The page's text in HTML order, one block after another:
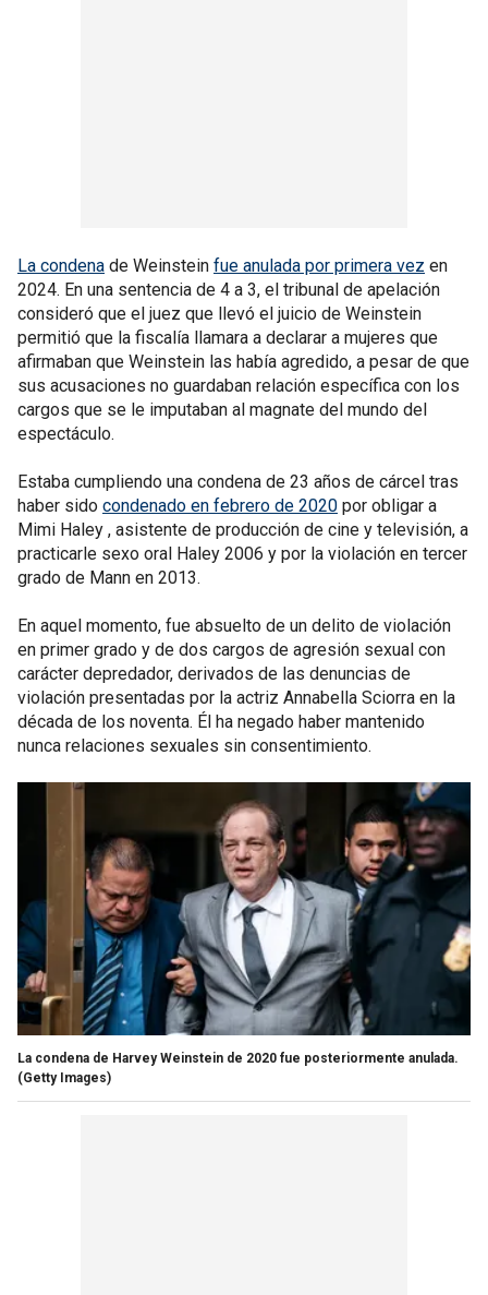
La condena de Weinstein fue anulada por primera vez en
2024. En una sentencia de 4 a 3, el tribunal de apelación
consideró que el juez que llevó el juicio de Weinstein
permitió que la fiscalía llamara a declarar a mujeres que
afirmaban que Weinstein las había agredido, a pesar de que
sus acusaciones no guardaban relación específica con los
cargos que se le imputaban al magnate del mundo del
espectáculo.
Estaba cumpliendo una condena de 23 años de cárcel tras
haber sido condenado en febrero de 2020 por obligar a
Mimi Haley , asistente de producción de cine y televisión, a
practicarle sexo oral Haley 2006 y por la violación en tercer
grado de Mann en 2013.
En aquel momento, fue absuelto de un delito de violación
en primer grado y de dos cargos de agresión sexual con
carácter depredador, derivados de las denuncias de
violación presentadas por la actriz Annabella Sciorra en la
década de los noventa. Él ha negado haber mantenido
nunca relaciones sexuales sin consentimiento.
La condena de Harvey Weinstein de 2020 fue posteriormente anulada.
(Getty Images)